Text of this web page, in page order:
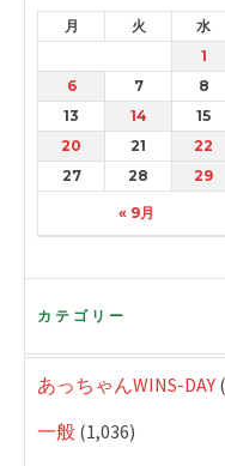
月 火 水
« 9月
1
6
7 8
13
14 15
20
21 22
27
28 29
カテゴリー
あっちゃんWINS-DAY
一般 (1,036)